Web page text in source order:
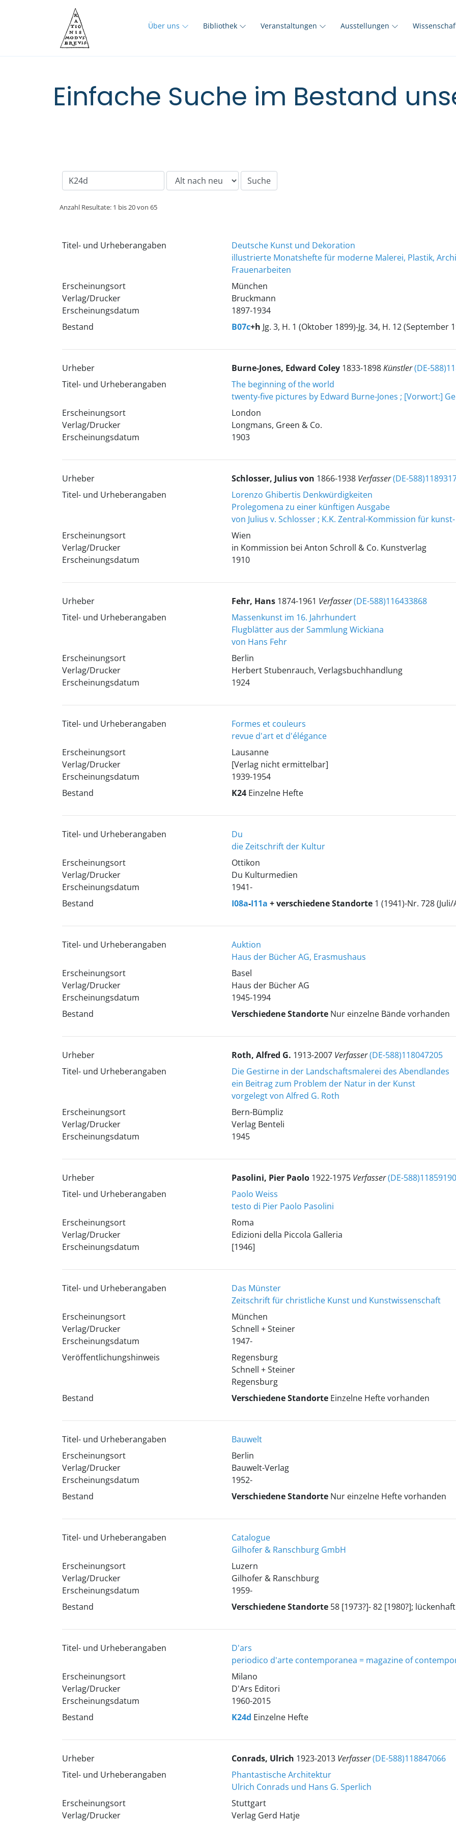
Über uns Bibliothek Veranstaltungen Ausstellungen
Einfache Suche im Bestand
Anzahl Resultate: 1 bis 20 von 65
Titel- und Urheberangaben
Deutsche Kunst und Dekoration
illustrierte Monatshefte für moderne Malerei, Plastik,
Frauenarbeiten
Erscheinungsort
Verlag/Drucker
Erscheinungsdatum
München
Bruckmann
1897-1934
Bestand
B07c+h Jg. 3, H. 1 (Oktober 1899)-Jg. 34, H. 12 (September
Urheber Burne-Jones, Edward Coley 1833-1898Künstler(DE-
Titel- und Urheberangaben
The beginning of the world
twenty-five pictures by Edward Burne-Jones ; [Vorwort:]
Erscheinungsort
Verlag/Drucker
Erscheinungsdatum
London
Longmans, Green & Co.
1903
Urheber Schlosser, Julius von 1866-1938 Verfasser(DE-
Titel- und Urheberangaben
Lorenzo Ghibertis Denkwürdigkeiten
Prolegomena zu einer künftigen Ausgabe
von Julius v. Schlosser ; K.K. Zentral-Kommission für
Erscheinungsort
Verlag/Drucker
Erscheinungsdatum
Wien
in Kommission bei Anton Schroll & Co. Kunstverlag
1910
Urheber Fehr, Hans 1874-1961 Verfasser(DE-588)116433868
Titel- und Urheberangaben
Massenkunst im 16. Jahrhundert
Flugblätter aus der Sammlung Wickiana
von Hans Fehr
Erscheinungsort
Verlag/Drucker
Erscheinungsdatum
Berlin
Herbert Stubenrauch, Verlagsbuchhandlung
1924
Titel- und Urheberangaben
Formes et couleurs
revue d'art et d'élégance
Erscheinungsort
Verlag/Drucker
Erscheinungsdatum
Lausanne
[Verlag nicht ermittelbar]
1939-1954
Bestand
K24 Einzelne Hefte
Titel- und Urheberangaben
Du
die Zeitschrift der Kultur
Erscheinungsort
Verlag/Drucker
Erscheinungsdatum
Ottikon
Du Kulturmedien
1941-
Bestand
I08a-I11a + verschiedene Standorte 1 (1941)-Nr. 728
Titel- und Urheberangaben
Auktion
Haus der Bücher AG, Erasmushaus
Erscheinungsort
Verlag/Drucker
Erscheinungsdatum
Basel
Haus der Bücher AG
1945-1994
Bestand
Verschiedene Standorte Nur einzelne Bände vorhanden
Urheber Roth, Alfred G. 1913-2007 Verfasser(DE-588)118047205
Titel- und Urheberangaben
Die Gestirne in der Landschaftsmalerei des Abendlandes
ein Beitrag zum Problem der Natur in der Kunst
vorgelegt von Alfred G. Roth
Erscheinungsort
Verlag/Drucker
Erscheinungsdatum
Bern-Bümpliz
Verlag Benteli
1945
Urheber Pasolini, Pier Paolo 1922-1975 Verfasser(DE-
Titel- und Urheberangaben
Paolo Weiss
testo di Pier Paolo Pasolini
Erscheinungsort
Verlag/Drucker
Erscheinungsdatum
Roma
Edizioni della Piccola Galleria
[1946]
Titel- und Urheberangaben
Das Münster
Zeitschrift für christliche Kunst und Kunstwissenschaft
Erscheinungsort
Verlag/Drucker
Erscheinungsdatum
München
Schnell + Steiner
1947-
Veröffentlichungshinweis
Regensburg
Schnell + Steiner
Regensburg
Bestand
Verschiedene Standorte Einzelne Hefte vorhanden
Titel- und Urheberangaben
Bauwelt
Erscheinungsort
Verlag/Drucker
Erscheinungsdatum
Berlin
Bauwelt-Verlag
1952-
Bestand
Verschiedene Standorte Nur einzelne Hefte vorhanden
Titel- und Urheberangaben
Catalogue
Gilhofer & Ranschburg GmbH
Erscheinungsort
Verlag/Drucker
Erscheinungsdatum
Luzern
Gilhofer & Ranschburg
1959-
Bestand
Verschiedene Standorte 58 [1973?]- 82 [1980?]; lückenhaft
Titel- und Urheberangaben
D'ars
periodico d'arte contemporanea = magazine of
Erscheinungsort
Verlag/Drucker
Erscheinungsdatum
Milano
D'Ars Editori
1960-2015
Bestand
K24d Einzelne Hefte
Urheber Conrads, Ulrich 1923-2013 Verfasser(DE-588)118847066
Titel- und Urheberangaben
Phantastische Architektur
Ulrich Conrads und Hans G. Sperlich
Erscheinungsort
Verlag/Drucker
Stuttgart
Verlag Gerd Hatje